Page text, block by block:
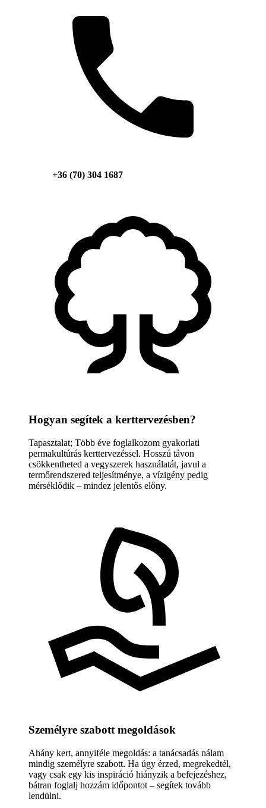
+36 (70) 304 1687
Hogyan segítek a kerttervezésben?
Tapasztalat; Több éve foglalkozom gyakorlati
permakultúrás kerttervezéssel. Hosszú távon
csökkentheted a vegyszerek használatát, javul a
termőrendszered teljesítménye, a vízigény pedig
mérséklődik – mindez jelentős előny.
Személyre szabott megoldások
Ahány kert, annyiféle megoldás: a tanácsadás nálam
mindig személyre szabott. Ha úgy érzed, megrekedtél,
vagy csak egy kis inspiráció hiányzik a befejezéshez,
bátran foglalj hozzám időpontot – segítek tovább
lendülni.